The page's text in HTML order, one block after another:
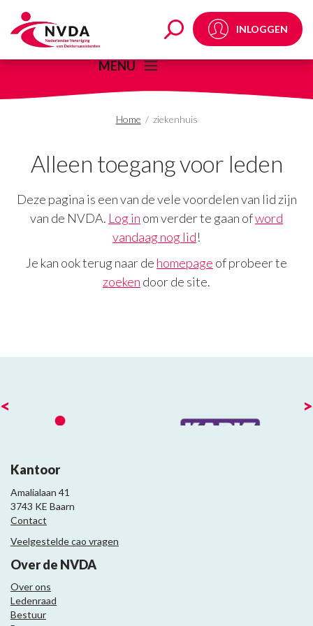
ziekenhuis Archives -
INLOGGEN
MENU
Home / ziekenhuis
Alleen toegang voor leden
Deze pagina is een van de vele voordelen van lid zijn
van de NVDA. Log in om verder te gaan ofword
vandaag nog lid!
Je kan ook terug naar de homepage of probeer te
zoeken door de site.
< >
Kantoor
Amalialaan 41
3743 KE Baarn
Contact
Veelgestelde cao vragen
Over de NVDA
Over ons
Ledenraad
Bestuur